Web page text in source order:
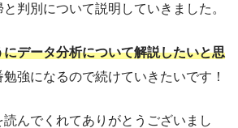
判別について説明していきました。
データ分析について解説したいと思
強になるので続けていきたいです！
んでくれてありがとうございまし